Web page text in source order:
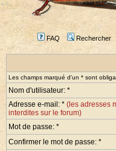
FAQ Rechercher
Les champs marqué d'un * sont
Nom d'utilisateur: *
Adresse e-mail: * (les adresses
interdites sur le forum)
Mot de passe: *
Confirmer le mot de passe: *